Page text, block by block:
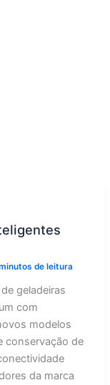
de leitura
geladeiras
com
modelos
conservação de
da marca